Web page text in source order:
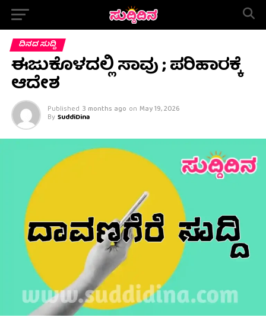
ದಿನದ ಸುದ್ದಿ
ಈಜುಕೊಳದಲ್ಲಿ ಸಾವು ; ಪರಿಹಾರಕ್ಕೆ
ಆದೇಶ
Published 3 months ago on May 19, 2026
By SuddiDina